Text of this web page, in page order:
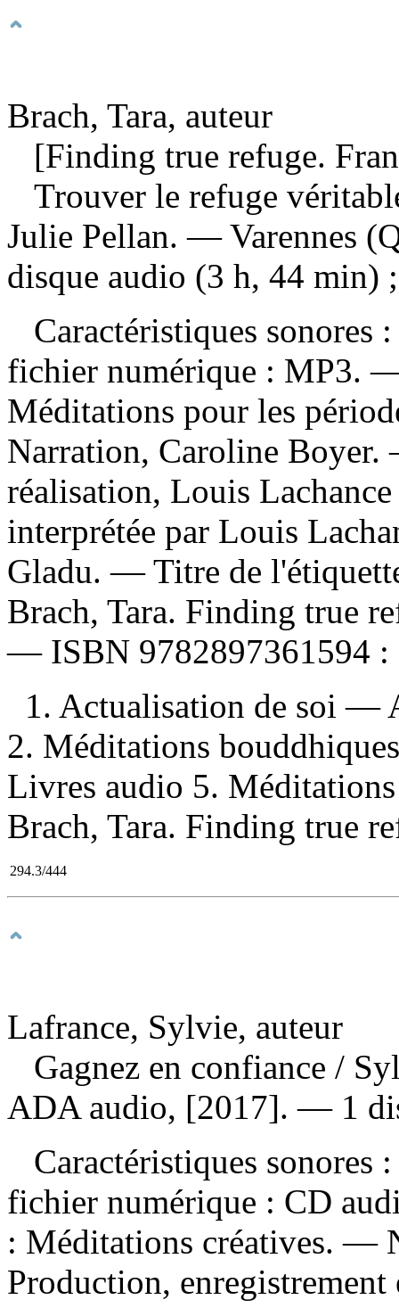
Brach, Tara, auteur
[Finding true refuge.
Trouver le refuge
Julie Pellan. — Varennes
disque audio (3 h, 44 min)
Caractéristiques sonores
fichier numérique : MP3.
Méditations pour les
Narration, Caroline
réalisation, Louis
interprétée par Louis
Gladu. — Titre de
Brach, Tara. Finding true
— ISBN 9782897361594 :
1. Actualisation de soi —
2. Méditations
Livres audio 5.
Brach, Tara. Finding true
294.3/444
Lafrance, Sylvie, auteur
Gagnez en confiance /
ADA audio, [2017]. — 1
Caractéristiques sonores
fichier numérique : CD
: Méditations créatives. —
Production,